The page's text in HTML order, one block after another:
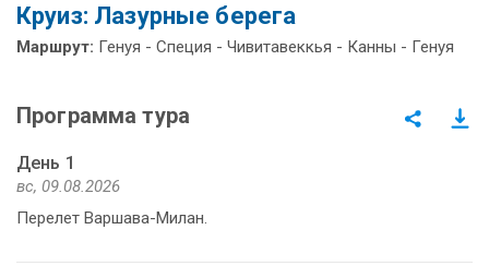
Круиз: Лазурные берега
Маршрут: Генуя - Специя - Чивитавеккья - Канны - Генуя
Программа тура
День 1
вс, 09.08.2026
Перелет Варшава-Милан.